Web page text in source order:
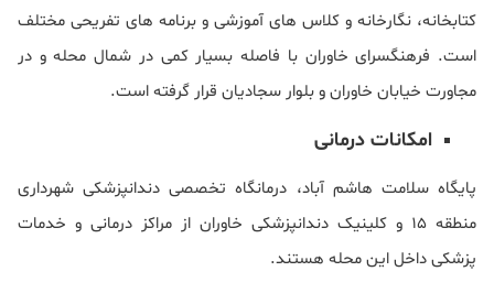
کتابخانه، نگارخانه و کلاس های آموزشی و برنامه های تفریحی مختلف
است. فرهنگسرای خاوران با فاصله بسیار کمی در شمال محله و در
مجاورت خیابان خاوران و بلوار سجادیان قرار گرفته است.
امکانات درمانی
پایگاه سلامت هاشم آباد، درمانگاه تخصصی دندانپزشکی شهرداری
منطقه 15 و کلینیک دندانپزشکی خاوران از مراکز درمانی و خدمات
پزشکی داخل این محله هستند.